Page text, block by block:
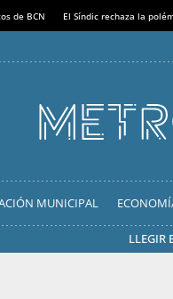
de BCN El Síndic rechaza la
MUNICIPAL
LLEGIR